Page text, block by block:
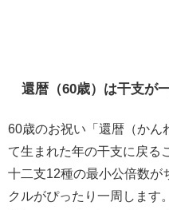
還暦（60歳）は干支が
60歳のお祝い「還暦（かん
て生まれた年の干支に戻る
十二支12種の最小公倍数が
クルがぴったり一周します